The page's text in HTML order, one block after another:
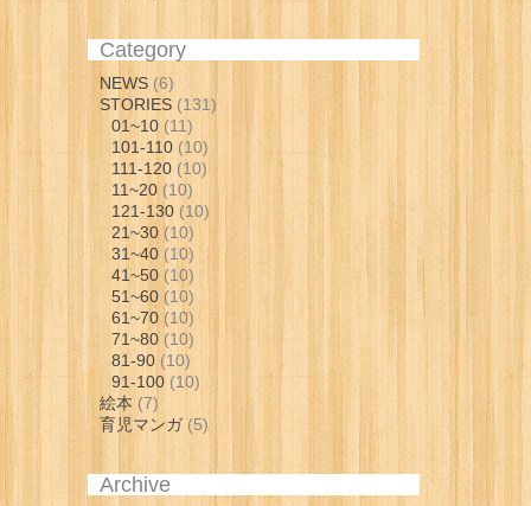
Category
NEWS(6)
STORIES(131)
01~10(11)
101-110 (10)
111-120 (10)
11~20 (10)
121-130 (10)
21~30(10)
31~40(10)
41~50(10)
51~60 (10)
61~70(10)
71~80(10)
81-90 (10)
91-100 (10)
絵本 (7)
育児マンガ(5)
Archive